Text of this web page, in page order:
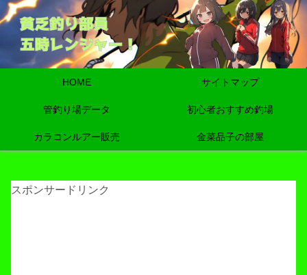
HOME サイトマップ
管釣り場データ 初心者おすすめ釣場
カラコンルアー販売 金菜品子の部屋
スポンサードリンク